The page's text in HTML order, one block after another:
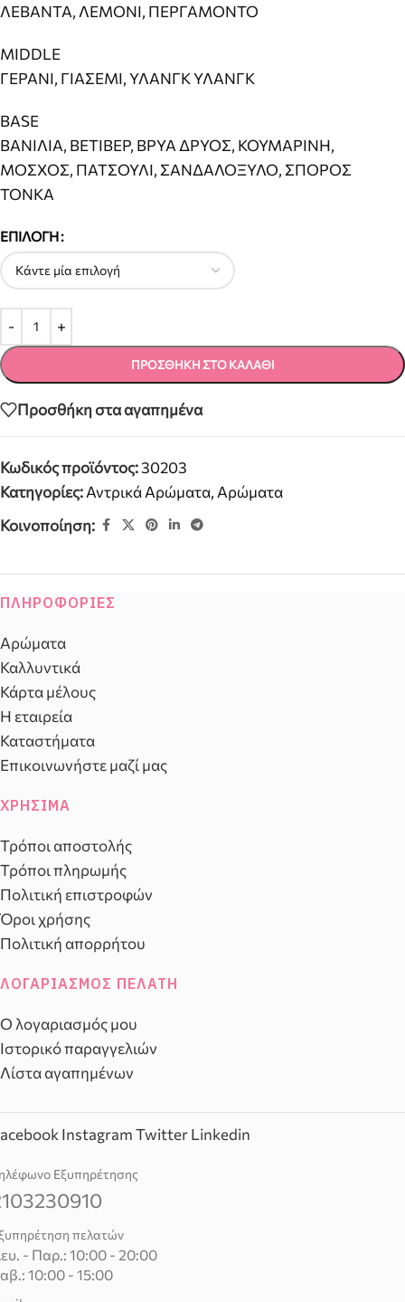
ΛΕΒΑΝΤΑ, ΛΕΜΟΝΙ, ΠΕΡΓΑΜΟΝΤΟ
MIDDLE
ΓΕΡΑΝΙ, ΓΙΑΣΕΜΙ, ΥΛΑΝΓΚ ΥΛΑΝΓΚ
BASE
ΒΑΝΙΛΙΑ, ΒΕΤΙΒΕΡ, ΒΡΥΑ ΔΡΥΟΣ, ΚΟΥΜΑΡΙΝΗ,
ΜΟΣΧΟΣ, ΠΑΤΣΟΥΛΙ, ΣΑΝΔΑΛΟΞΥΛΟ, ΣΠΟΡΟΣ
ΤΟΝΚΑ
ΕΠΙΛΟΓΉ
ΠΡΟΣΘΉΚΗ ΣΤΟ ΚΑΛΆΘΙ
Προσθήκη στα αγαπημένα
Κωδικός προϊόντος:30203
Κατηγορίες:Αντρικά Αρώματα, Αρώματα
Κοινοποίηση:
ΠΛΗΡΟΦΟΡΊΕΣ
Αρώματα
Καλλυντικά
Κάρτα μέλους
Η εταιρεία
Καταστήματα
Επικοινωνήστε μαζί μας
ΧΡΉΣΙΜΑ
Τρόποι αποστολής
Τρόποι πληρωμής
Πολιτική επιστροφών
Όροι χρήσης
Πολιτική απορρήτου
ΛΟΓΑΡΙΑΣΜΌΣ ΠΕΛΆΤΗ
Ο λογαριασμός μου
Ιστορικό παραγγελιών
Λίστα αγαπημένων
InstagramTwitterLinkedin
Εξυπηρέτησης
πελατών
- Παρ.: 10:00 - 20:00
10:00 - 15:00